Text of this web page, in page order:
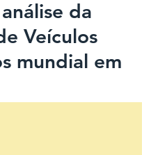
da
Veículos
mundial em